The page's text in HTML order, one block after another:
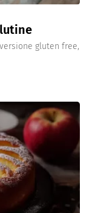
gluten free,